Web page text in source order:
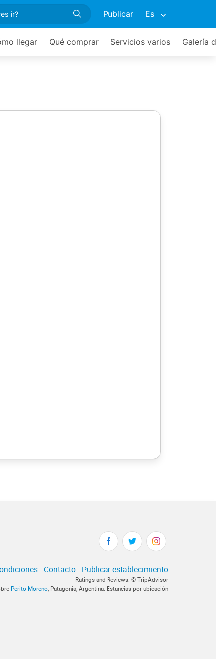
Publicar Es
llegar Qué comprar Servicios varios Galería
- Contacto- Publicar establecimiento
Ratings and Reviews: © TripAdvisor
Perito Moreno , Patagonia, Argentina: Estancias por ubicación